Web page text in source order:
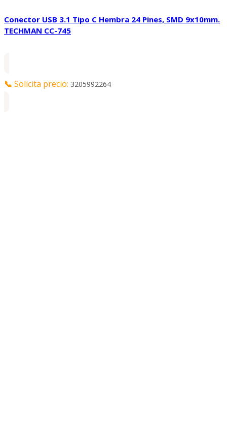
Conector USB 3.1 Tipo C Hembra 24 Pines, SMD 9x10mm.
TECHMAN CC-745
📞 Solicita precio: 3205992264